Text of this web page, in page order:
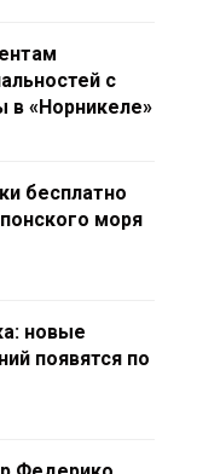
с
в «Норникеле»
бесплатно
моря
новые
появятся по